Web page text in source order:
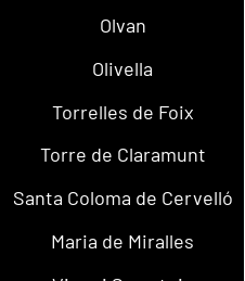
Olvan
Olivella
Torrelles de Foix
Torre de Claramunt
Santa Coloma de Cervelló
Maria de Miralles